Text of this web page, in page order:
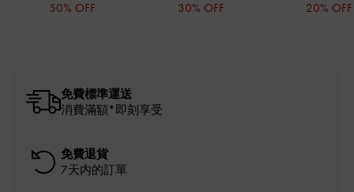
50% OFF
30% OFF
20% OFF
免費標準運送
消費滿額*即刻享受
免費退貨
7天内的訂單